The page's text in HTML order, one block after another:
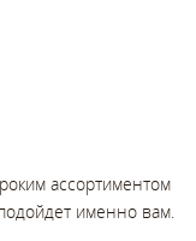
ассортиментом
именно вам.